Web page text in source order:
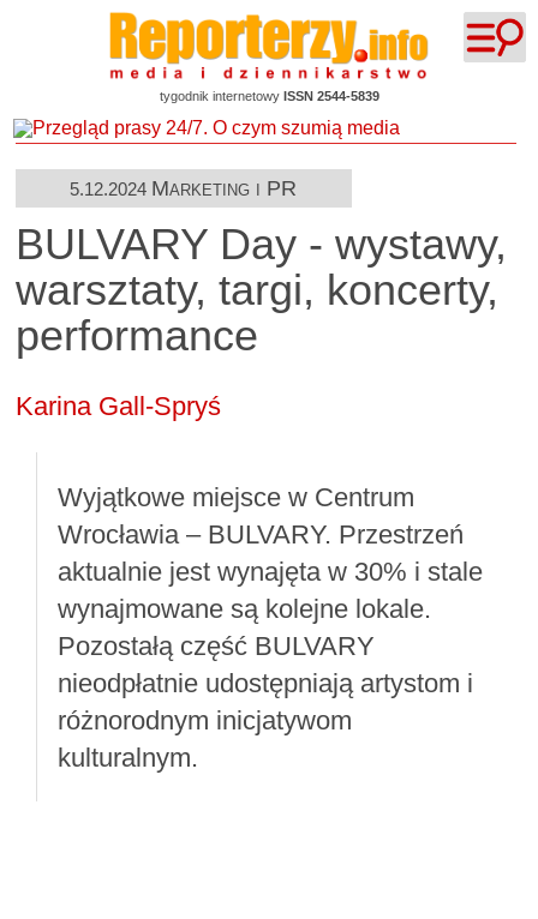
tygodnik internetowy ISSN 2544-5839
5.12.2024 Marketing i PR
BULVARY Day - wystawy,
warsztaty, targi, koncerty,
performance
Karina Gall-Spryś
Wyjątkowe miejsce w Centrum
Wrocławia – BULVARY. Przestrzeń
aktualnie jest wynajęta w 30% i stale
wynajmowane są kolejne lokale.
Pozostałą część BULVARY
nieodpłatnie udostępniają artystom i
różnorodnym inicjatywom
kulturalnym.